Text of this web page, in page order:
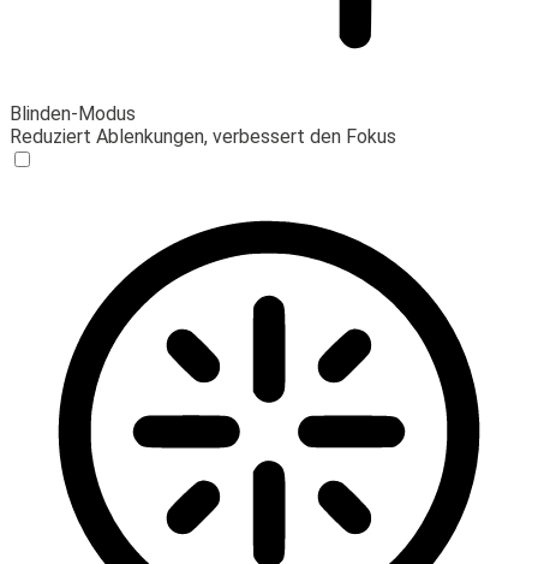
Blinden-Modus
Reduziert Ablenkungen, verbessert den Fokus